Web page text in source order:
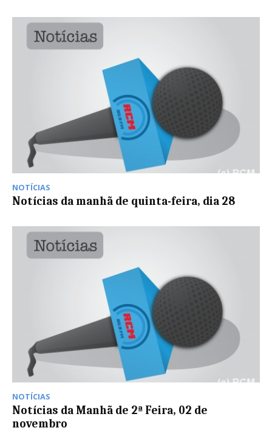
NOTÍCIAS
Notícias da manhã de quinta-feira, dia 28
NOTÍCIAS
Notícias da Manhã de 2ª Feira, 02 de
novembro